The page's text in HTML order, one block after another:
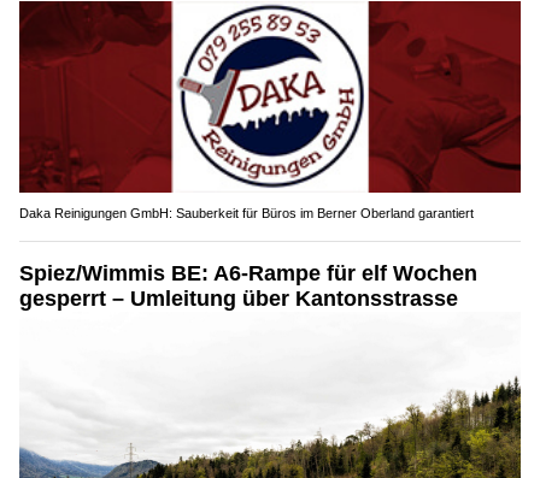
Daka Reinigungen GmbH: Sauberkeit für Büros im Berner Oberland garantiert
Spiez/Wimmis BE: A6-Rampe für elf Wochen
gesperrt – Umleitung über Kantonsstrasse